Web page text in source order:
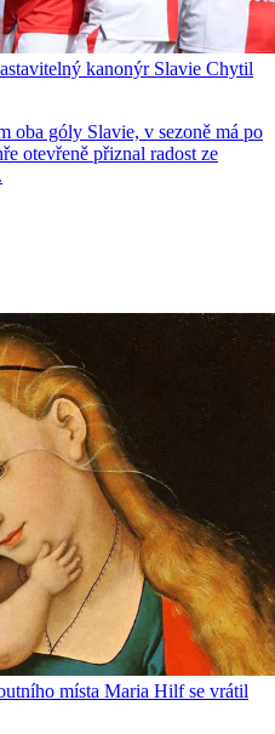
kanonýr Slavie Chytil
góly Slavie, v sezoně má po
otevřeně přiznal radost ze
místa Maria Hilf se vrátil